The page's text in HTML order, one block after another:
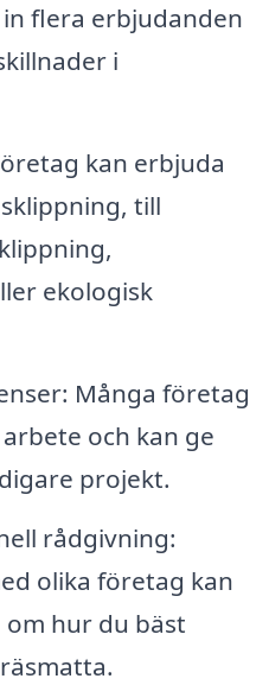
flera erbjudanden
i
kan erbjuda
till
ekologisk
Många företag
och kan ge
projekt.
rådgivning:
olika företag kan
hur du bäst